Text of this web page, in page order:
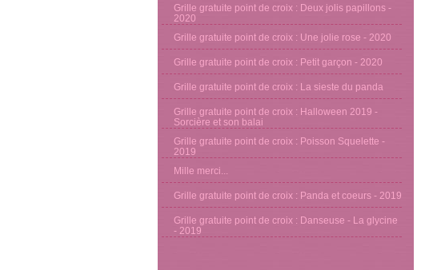
Grille gratuite point de croix : Deux jolis papillons -
2020
Grille gratuite point de croix : Une jolie rose - 2020
Grille gratuite point de croix : Petit garçon - 2020
Grille gratuite point de croix : La sieste du panda
Grille gratuite point de croix : Halloween 2019 -
Sorcière et son balai
Grille gratuite point de croix : Poisson Squelette -
2019
Mille merci...
Grille gratuite point de croix : Panda et coeurs - 2019
Grille gratuite point de croix : Danseuse - La glycine
- 2019